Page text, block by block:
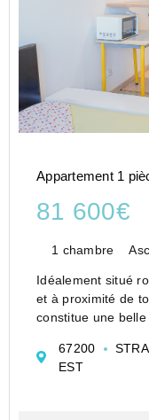
Appartement 1
81 600€
1 chambre
Idéalement situé
et à proximité de
constitue une
copropriété des
67200
EST